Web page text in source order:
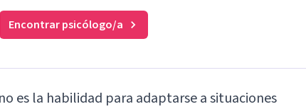
Encontrar psicólogo/a
es la habilidad para adaptarse a situaciones